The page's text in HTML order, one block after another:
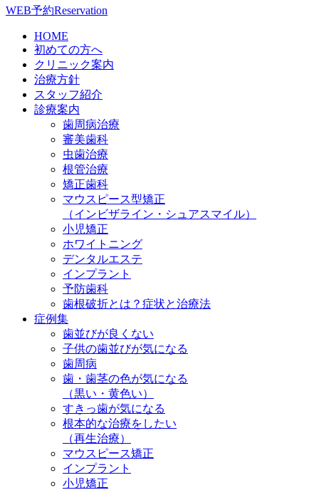
WEB予約Reservation
HOME
初めての方へ
クリニック案内
治療方針
スタッフ紹介
診療案内
歯周病治療
審美歯科
虫歯治療
根管治療
矯正歯科
マウスピース型矯正
（インビザライン・シュアスマイル）
小児矯正
ホワイトニング
デンタルエステ
インプラント
予防歯科
歯根破折とは？症状と治療法
症例集
歯並びが良くない
子供の歯並びが気になる
歯周病
歯・歯茎の色が気になる
（黒い・黄色い）
すきっ歯が気になる
根本的な治療をしたい
（再生治療）
マウスピース矯正
インプラント
小児矯正